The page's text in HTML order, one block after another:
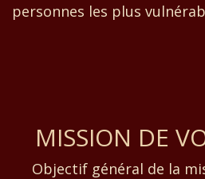
personnes les plus
MISSION DE
Objectif général de la